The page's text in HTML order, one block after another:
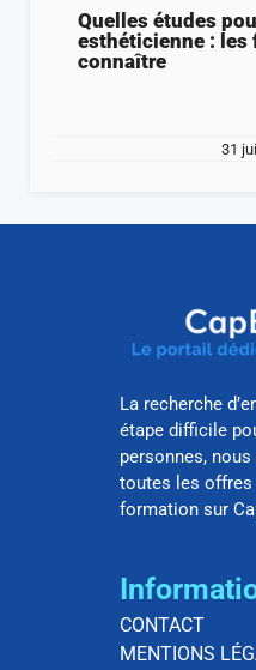
Quelles études
esthéticienne : les
connaître
31
La recherche
étape difficile
personnes,
toutes les offres
formation sur
CONTACT
MENTIONS